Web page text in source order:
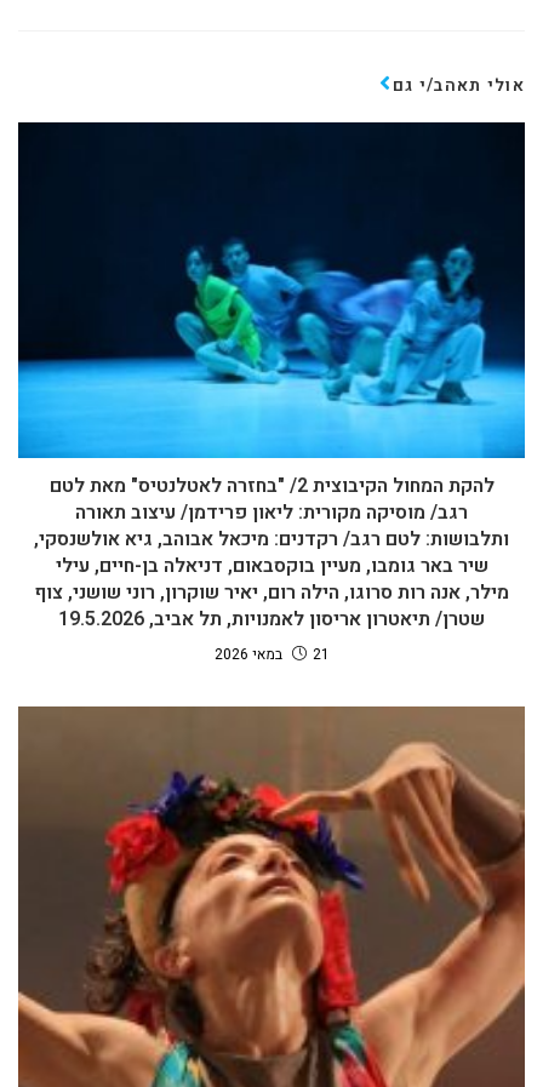
אולי תאהב/י גם
להקת המחול הקיבוצית 2/ "בחזרה לאטלנטיס" מאת לטם
רגב/ מוסיקה מקורית: ליאון פרידמן/ עיצוב תאורה
ותלבושות: לטם רגב/ רקדנים: מיכאל אבוהב, גיא אולשנסקי,
שיר באר גומבו, מעיין בוקסבאום, דניאלה בן-חיים, עילי
מילר, אנה רות סרוגו, הילה רום, יאיר שוקרון, רוני שושני, צוף
שטרן/ תיאטרון אריסון לאמנויות, תל אביב, 19.5.2026
21 במאי 2026